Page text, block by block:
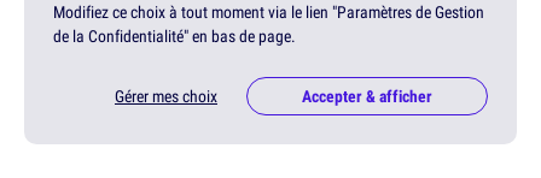
Modifiez ce choix à tout moment via le lien "Paramètres de Gestion
de la Confidentialité" en bas de page.
Gérer mes choix Accepter & afficher